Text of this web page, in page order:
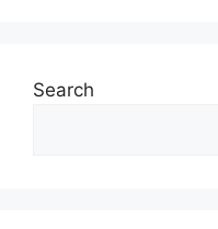
Insurance
Search